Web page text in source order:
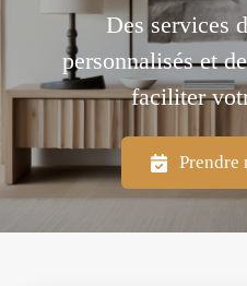
Des services
personnalisés et
faciliter
Prendre